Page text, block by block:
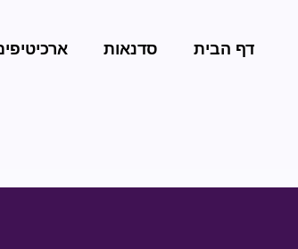
דף הבית סדנאות